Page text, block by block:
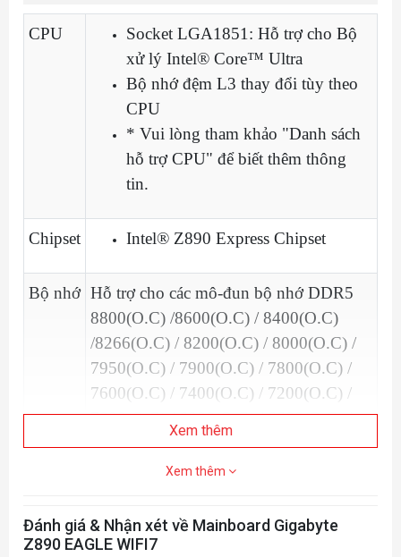
CPU
Socket LGA1851: Hỗ trợ cho Bộ
xử lý Intel® Core™ Ultra
Bộ nhớ đệm L3 thay đổi tùy theo
CPU
* Vui lòng tham khảo "Danh sách
hỗ trợ CPU" để biết thêm thông
tin.
Chipset Intel® Z890 Express Chipset
Bộ nhớ Hỗ trợ cho các mô-đun bộ nhớ DDR5
8800(O.C) /8600(O.C) / 8400(O.C)
/8266(O.C) / 8200(O.C) / 8000(O.C) /
7950(O.C) / 7900(O.C) / 7800(O.C) /
7600(O.C) / 7400(O.C) / 7200(O.C) /
7000(O.C) / 6800(O.C) / 6600(O.C) /
6400 / 6200 / 6000 / 5800 / 5600MT/s.
4 x khe cắm DDR5 DIMM hỗ trợ bộ
lượng DIMM đơn 64 GB)
Kiến trúc bộ nhớ kênh đôi
Xem thêm
Xem thêm
Đánh giá & Nhận xét về Mainboard Gigabyte
Z890 EAGLE WIFI7